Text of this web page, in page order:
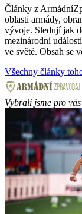
Články z
oblasti armády,
vývoje. Sledují jak
mezinárodní
ve světě. Obsah se
Všechny články
Vybrali jsme pro vás